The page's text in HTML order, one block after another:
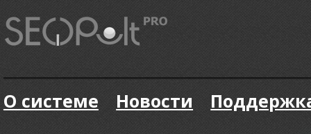
О системе Новости